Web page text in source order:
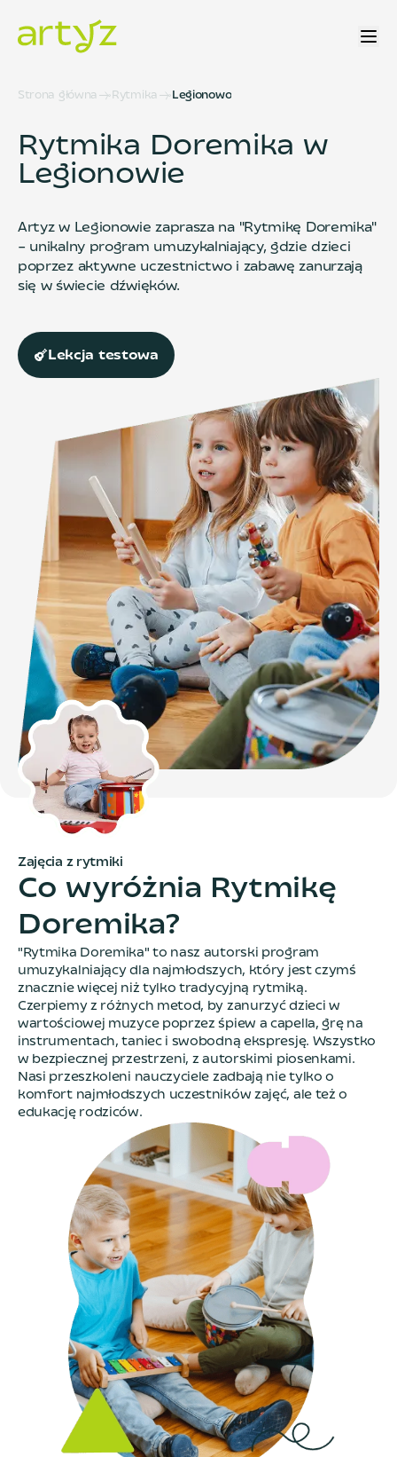
Strona główna Rytmika Legionowo
Rytmika Doremika w
Legionowie
Artyz w Legionowie zaprasza na "Rytmikę Doremika"
– unikalny program umuzykalniający, gdzie dzieci
poprzez aktywne uczestnictwo i zabawę zanurzają
się w świecie dźwięków.
Lekcja testowa
Zajęcia z rytmiki
Co wyróżnia Rytmikę
Doremika?
"Rytmika Doremika" to nasz autorski program
umuzykalniający dla najmłodszych, który jest czymś
znacznie więcej niż tylko tradycyjną rytmiką.
Czerpiemy z różnych metod, by zanurzyć dzieci w
wartościowej muzyce poprzez śpiew a capella, grę na
instrumentach, taniec i swobodną ekspresję. Wszystko
w bezpiecznej przestrzeni, z autorskimi piosenkami.
Nasi przeszkoleni nauczyciele zadbają nie tylko o
komfort najmłodszych uczestników zajęć, ale też o
edukację rodziców.